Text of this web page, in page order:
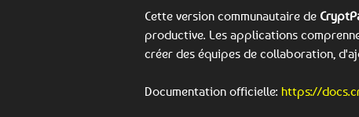
Cette version communautaire de
productive. Les applications
créer des équipes de collaboration,
Documentation officielle: https://